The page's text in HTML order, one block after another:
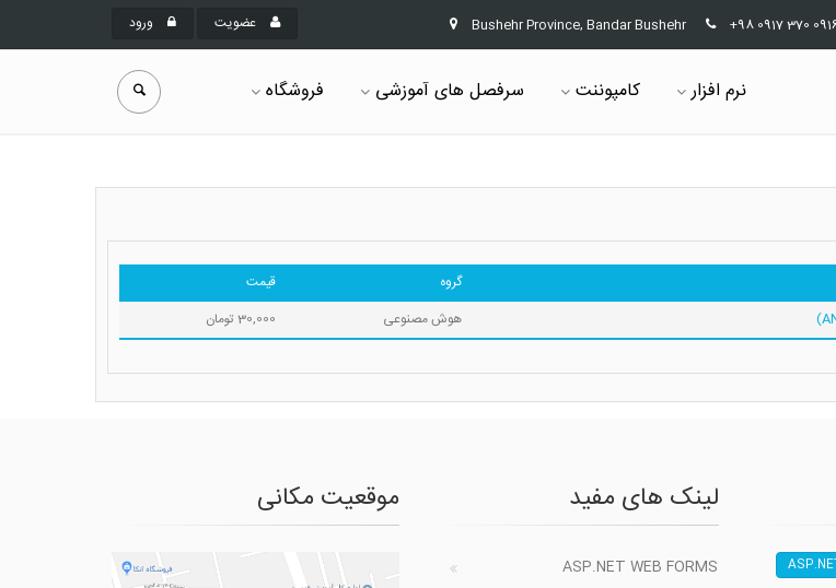
عضویت ورود Bushehr Province, Bandar Bushehr +98 0917 370
فروشگاه سرفصل های آموزشی کامپوننت نرم افزار
گروه
قیمت
هوش مصنوعی 30,000 تومان
موقعیت مکانی لینک های مفید
ASP.NET WEB FORMS